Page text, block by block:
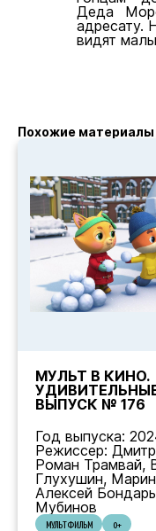
Деда
адресату.
видят
Похожие материалы
МУЛЬТ В КИНО.
ВЫПУСК № 176
Год выпуска:
Режиссер:
Роман Трамвай,
Глухушин,
Алексей
Мубинов
МУЛЬТФИЛЬМ
0+